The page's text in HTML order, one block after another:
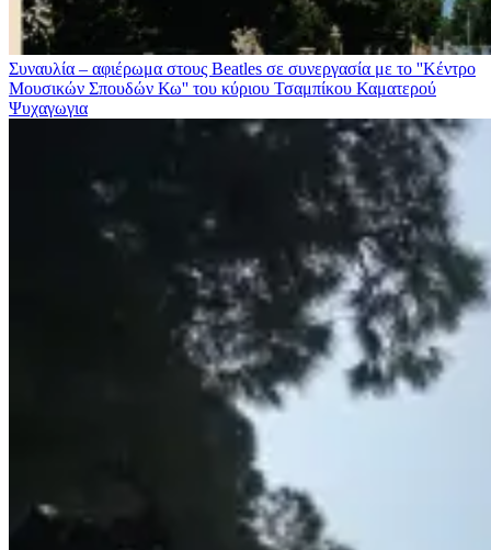
Συναυλία – αφιέρωμα στους Beatles σε συνεργασία με το ''Κέντρο
Μουσικών Σπουδών Κω'' του κύριου Τσαμπίκου Καματερού
Ψυχαγωγια